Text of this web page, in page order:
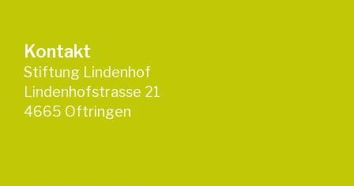
Kontakt
Stiftung Lindenhof
Lindenhofstrasse 21
4665 Oftringen